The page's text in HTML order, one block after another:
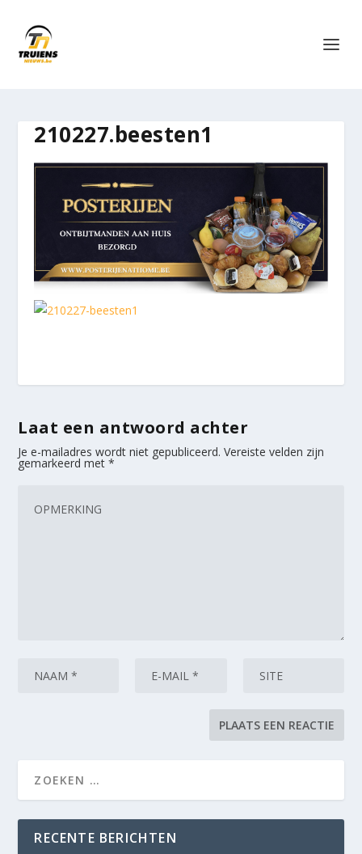
210227.beesten1
Laat een antwoord achter
Je e-mailadres wordt niet gepubliceerd. Vereiste velden zijn
gemarkeerd met*
RECENTE BERICHTEN